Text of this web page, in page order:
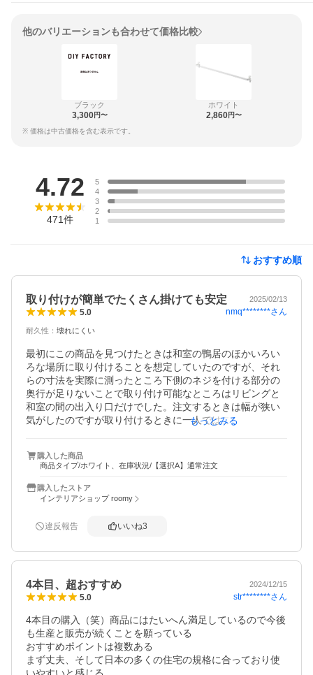
他のバリエーションも合わせて価格比較
ブラック
3,300円〜
ホワイト
2,860円〜
※ 価格は中古価格を含む表示です。
4.72
471件
5
4
3
2
1
おすすめ順
取り付けが簡単でたくさん掛けても安定 2025/02/13
5.0 nmq********さん
耐久性 ： 壊れにくい
最初にこの商品を見つけたときは和室の鴨居のほかいろい
ろな場所に取り付けることを想定していたのですが、それ
らの寸法を実際に測ったところ下側のネジを付ける部分の
奥行が足りないことで取り付け可能なところはリビングと
和室の間の出入り口だけでした。注文するときは幅が狭い
気がしたのですが取り付けるときに一人ではこの幅が最適
引き戸が常にある側にバーの奥行きが長いタイプを購入予
定です
→以下後日追加です。
したが唯一の欠点が奥行きが長いゆえにある程度以上重い
れる方向に力がかかることです。
たところ木枠がきしむ音がしたので気づきました。こちら
の奥行きが浅いタイプでは同じように押しても木枠の上部
りません。その点でもこちらの商品は優れています。
もっとみる
購入した商品
商品タイプ/ホワイト、在庫状況/【選択A】通常注文
購入したストア
インテリアショップ roomy
違反報告 いいね3
4本目、超おすすめ 2024/12/15
5.0 str********さん
4本目の購入（笑）商品にはたいへん満足しているので今後
も生産と販売が続くことを願っている
おすすめポイントは複数ある
まず丈夫、そして日本の多くの住宅の規格に合っており使